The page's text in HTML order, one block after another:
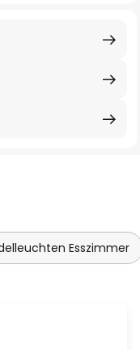
Esszimmer